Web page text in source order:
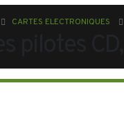
CARTES ELECTRONIQUES